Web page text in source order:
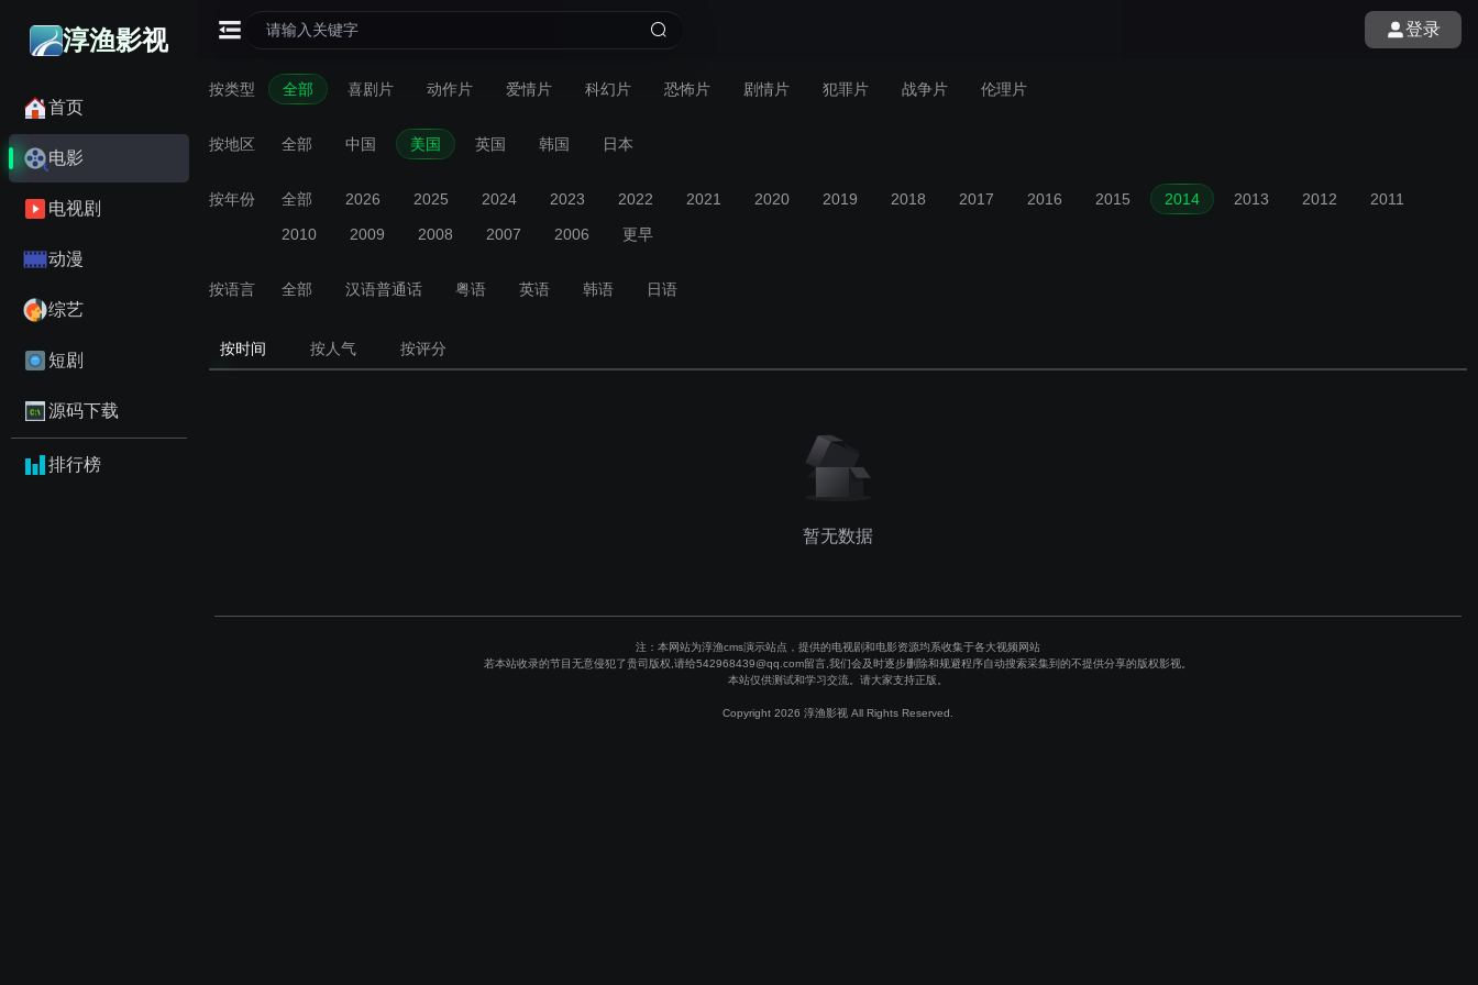
淳渔影视
首页
电影
电视剧
动漫
综艺
短剧
源码下载
排行榜
登录
按类型 全部 喜剧片 动作片 爱情片 科幻片 恐怖片 剧情片 犯罪片 战争片 伦理片
按地区 全部 中国 美国 英国 韩国 日本
按年份 全部 2026 2025 2024 2023 2022 2021 2020 2019 2018 2017 2016 2015 2014 2013 2012
2011
2010
2009 2008 2007 2006 更早
按语言 全部 汉语普通话 粤语 英语 韩语 日语
按时间 按人气 按评分
暂无数据
注：本网站为淳渔cms演示站点，提供的电视剧和电影资源均系收集于各大视频网站
若本站收录的节目无意侵犯了贵司版权,请给542968439@qq.com留言,我们会及时逐步删除和规避程序自动搜索采集到的不提供分享的版权影视。
本站仅供测试和学习交流。请大家支持正版。
Copyright 2026 淳渔影视 All Rights Reserved.